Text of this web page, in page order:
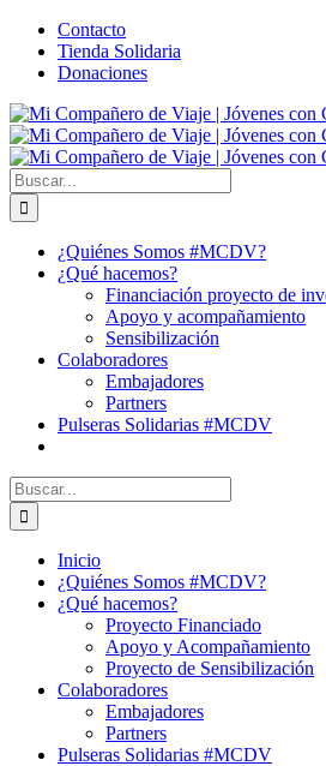
Saltar
contenido
Facebook
YouTube
Instagram
Correo
electrónico
WhatsAppContacto
Tienda Solidaria
Donaciones
Buscar:
¿Quiénes Somos #MCDV?
¿Qué hacemos?
Financiación proyecto de
Apoyo y acompañamiento
Sensibilización
Colaboradores
Embajadores
Partners
Pulseras Solidarias #MCDV
Buscar:
Inicio
¿Quiénes Somos #MCDV?
¿Qué hacemos?
Proyecto Financiado
Apoyo y Acompañamiento
Proyecto de Sensibilización
Colaboradores
Embajadores
Partners
Pulseras Solidarias #MCDV